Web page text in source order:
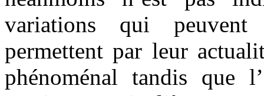
variations qui peuvent
permettent par leur
phénoménal tandis que